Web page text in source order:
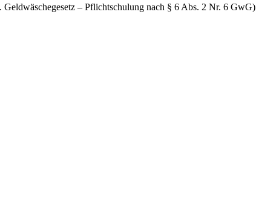
– Pflichtschulung nach § 6 Abs. 2 Nr. 6 GwG)